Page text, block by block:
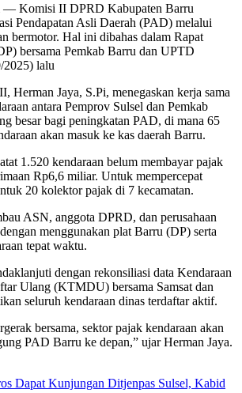
— Komisi II DPRD Kabupaten Barru
Pendapatan Asli Daerah (PAD) melalui
bermotor. Hal ini dibahas dalam Rapat
bersama Pemkab Barru dan UPTD
2025) lalu
Herman Jaya, S.Pi, menegaskan kerja sama
antara Pemprov Sulsel dan Pemkab
besar bagi peningkatan PAD, di mana 65
akan masuk ke kas daerah Barru.
1.520 kendaraan belum membayar pajak
Rp6,6 miliar. Untuk mempercepat
20 kolektor pajak di 7 kecamatan.
ASN, anggota DPRD, dan perusahaan
menggunakan plat Barru (DP) serta
tepat waktu.
dengan rekonsiliasi data Kendaraan
Ulang (KTMDU) bersama Samsat dan
seluruh kendaraan dinas terdaftar aktif.
bersama, sektor pajak kendaraan akan
PAD Barru ke depan,” ujar Herman Jaya.
Dapat Kunjungan Ditjenpas Sulsel, Kabid